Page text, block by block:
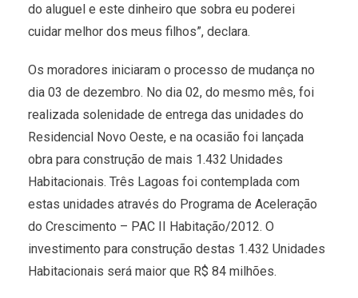
do aluguel e este dinheiro que sobra eu poderei
cuidar melhor dos meus filhos”, declara.
Os moradores iniciaram o processo de mudança no
dia 03 de dezembro. No dia 02, do mesmo mês, foi
realizada solenidade de entrega das unidades do
Residencial Novo Oeste, e na ocasião foi lançada
obra para construção de mais 1.432 Unidades
Habitacionais. Três Lagoas foi contemplada com
estas unidades através do Programa de Aceleração
do Crescimento – PAC II Habitação/2012. O
investimento para construção destas 1.432 Unidades
Habitacionais será maior que R$ 84 milhões.